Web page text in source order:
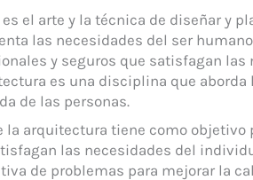
el arte y la técnica de diseñar y
las necesidades del ser
y seguros que satisfagan
es una disciplina que
de las personas.
la arquitectura tiene como
las necesidades del
de problemas para mejorar la